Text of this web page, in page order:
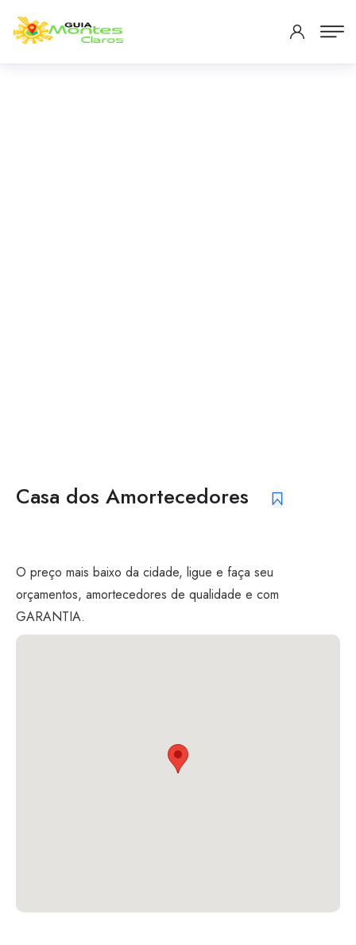
Casa dos Amortecedores
O preço mais baixo da cidade, ligue e faça seu
orçamentos, amortecedores de qualidade e com
GARANTIA.